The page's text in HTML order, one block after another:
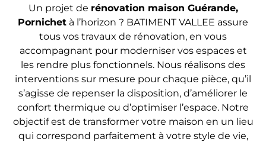
Un projet de rénovation maison Guérande,
Pornichet à l’horizon ? BATIMENT VALLEE assure
tous vos travaux de rénovation, en vous
accompagnant pour moderniser vos espaces et
les rendre plus fonctionnels. Nous réalisons des
interventions sur mesure pour chaque pièce, qu’il
s’agisse de repenser la disposition, d’améliorer le
confort thermique ou d’optimiser l’espace. Notre
objectif est de transformer votre maison en un lieu
qui correspond parfaitement à votre style de vie,